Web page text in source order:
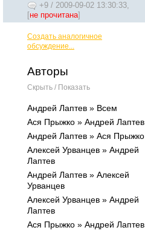
+9 / 2009-09-02 13:30:33,
[не прочитана]
Создать аналогичное
обсуждение...
Авторы
Скрыть / Показать
Андрей Лаптев » Всем
Ася Прыжко » Андрей Лаптев
Андрей Лаптев » Ася Прыжко
Алексей Урванцев » Андрей
Лаптев
Андрей Лаптев » Алексей
Урванцев
Алексей Урванцев » Андрей
Лаптев
Ася Прыжко » Андрей Лаптев